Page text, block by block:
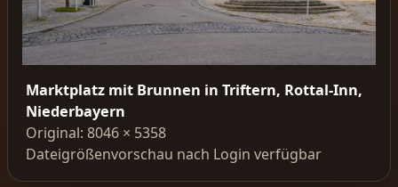
Marktplatz mit Brunnen in Triftern, Rottal-Inn,
Niederbayern
Original: 8046 × 5358
Dateigrößenvorschau nach Login verfügbar